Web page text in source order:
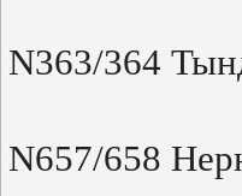
N363/364
N657/658